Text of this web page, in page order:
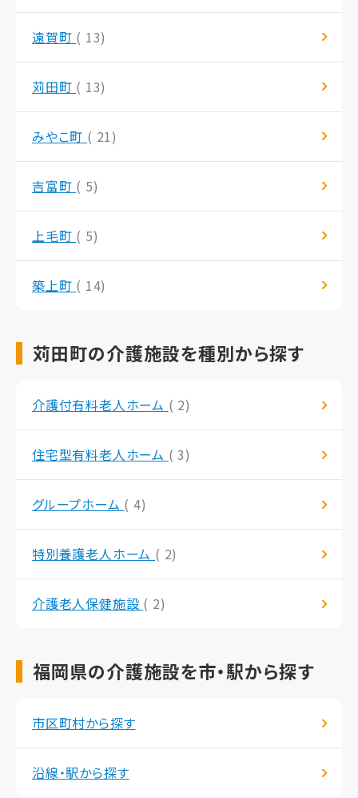
遠賀町 ( 13)
苅田町 ( 13)
みやこ町 ( 21)
吉富町 ( 5)
上毛町 ( 5)
築上町 ( 14)
苅田町の介護施設を種別から探す
介護付有料老人ホーム ( 2)
住宅型有料老人ホーム ( 3)
グループホーム ( 4)
特別養護老人ホーム ( 2)
介護老人保健施設 ( 2)
福岡県の介護施設を市・駅から探す
市区町村から探す
沿線・駅から探す